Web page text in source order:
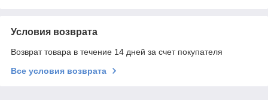
Условия возврата
Возврат товара в течение 14 дней за счет покупателя
Все условия возврата